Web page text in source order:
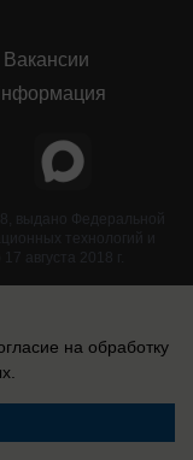
Вакансии
выдано Федеральной
технологий и
августа 2018 г.
на обработку